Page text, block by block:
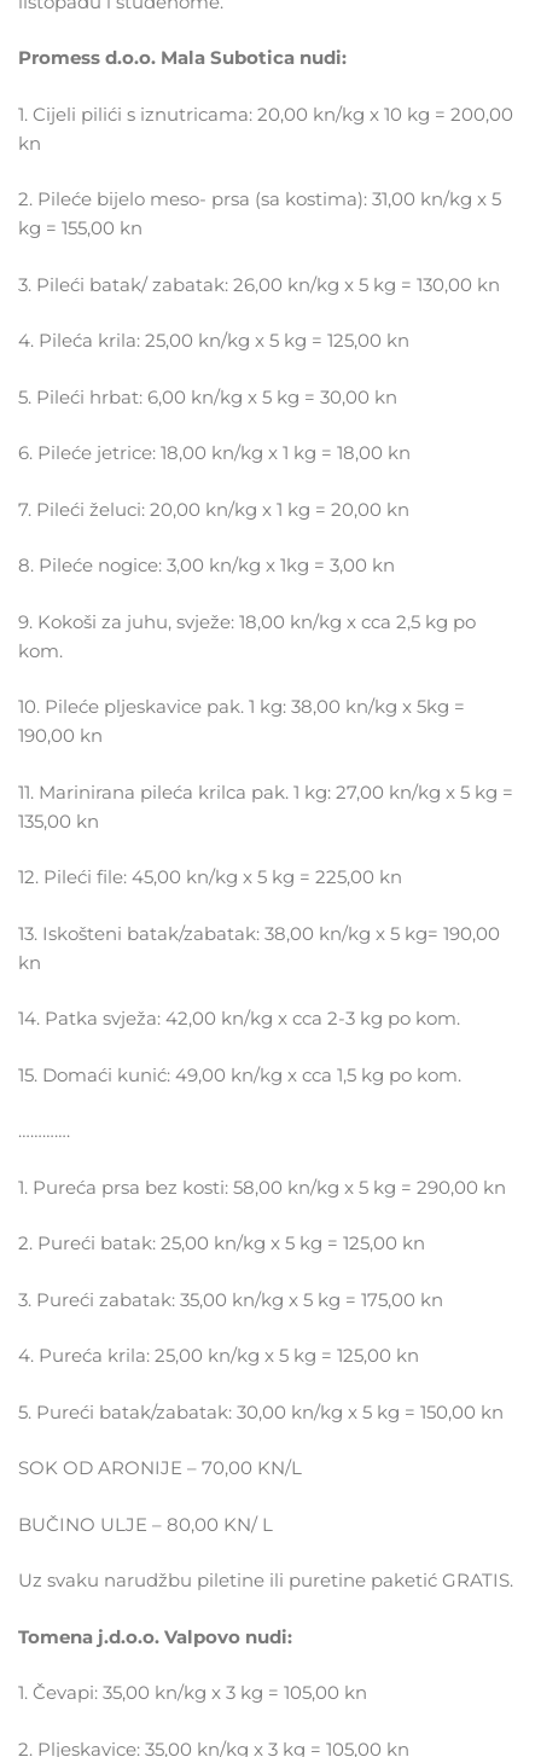
Promess d.o.o. Mala Subotica nudi:
1. Cijeli pilići s iznutricama: 20,00 kn/kg x 10 kg = 200,00
kn
2. Pileće bijelo meso- prsa (sa kostima): 31,00 kn/kg x 5
kg = 155,00 kn
3. Pileći batak/ zabatak: 26,00 kn/kg x 5 kg = 130,00 kn
4. Pileća krila: 25,00 kn/kg x 5 kg = 125,00 kn
5. Pileći hrbat: 6,00 kn/kg x 5 kg = 30,00 kn
6. Pileće jetrice: 18,00 kn/kg x 1 kg = 18,00 kn
7. Pileći želuci: 20,00 kn/kg x 1 kg = 20,00 kn
8. Pileće nogice: 3,00 kn/kg x 1kg = 3,00 kn
9. Kokoši za juhu, svježe: 18,00 kn/kg x cca 2,5 kg po
kom.
10. Pileće pljeskavice pak. 1 kg: 38,00 kn/kg x 5kg =
190,00 kn
11. Marinirana pileća krilca pak. 1 kg: 27,00 kn/kg x 5 kg =
135,00 kn
12. Pileći file: 45,00 kn/kg x 5 kg = 225,00 kn
13. Iskošteni batak/zabatak: 38,00 kn/kg x 5 kg= 190,00
kn
14. Patka svježa: 42,00 kn/kg x cca 2-3 kg po kom.
15. Domaći kunić: 49,00 kn/kg x cca 1,5 kg po kom.
………….
1. Pureća prsa bez kosti: 58,00 kn/kg x 5 kg = 290,00 kn
2. Pureći batak: 25,00 kn/kg x 5 kg = 125,00 kn
3. Pureći zabatak: 35,00 kn/kg x 5 kg = 175,00 kn
4. Pureća krila: 25,00 kn/kg x 5 kg = 125,00 kn
5. Pureći batak/zabatak: 30,00 kn/kg x 5 kg = 150,00 kn
SOK OD ARONIJE – 70,00 KN/L
BUČINO ULJE – 80,00 KN/ L
Uz svaku narudžbu piletine ili puretine paketić GRATIS.
Tomena j.d.o.o. Valpovo nudi:
1. Čevapi: 35,00 kn/kg x 3 kg = 105,00 kn
2. Pljeskavice: 35,00 kn/kg x 3 kg = 105,00 kn